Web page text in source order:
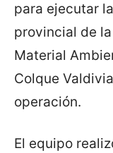
para ejecutar
provincial de
Material
Colque
operación.
El equipo